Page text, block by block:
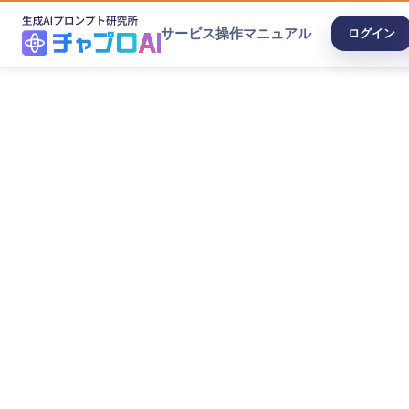
サービス操作マニュアル ログイン